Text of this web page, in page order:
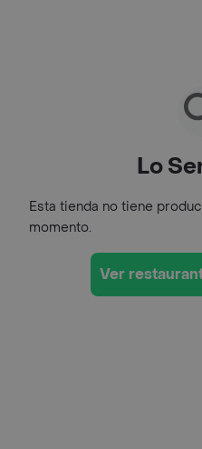
Lo
Esta tienda no tiene
momento.
Ver